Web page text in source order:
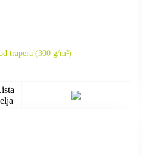
trapera (300 g/m²)